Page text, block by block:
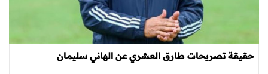
حقيقة تصريحات طارق العشري عن الهاني سليمان